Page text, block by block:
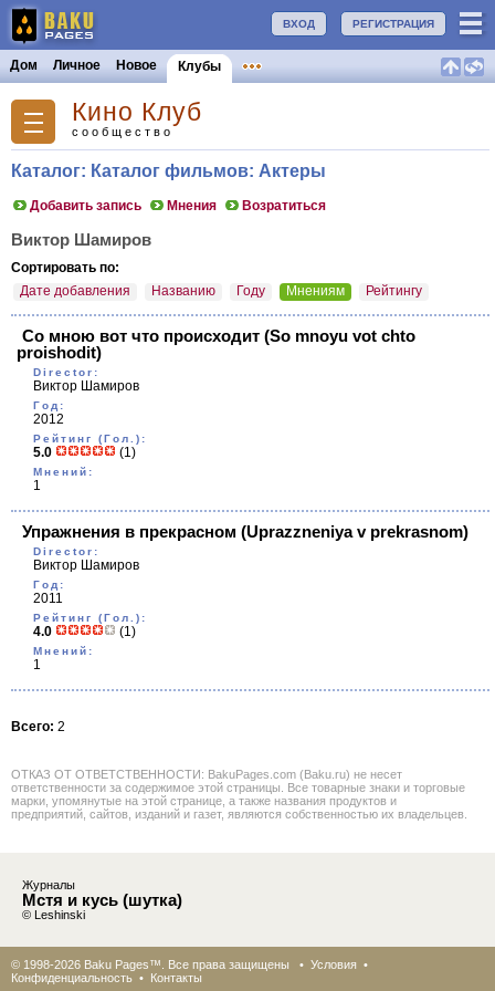
РЕГИСТРАЦИЯ
ВХОД
Дом Личное Новое Клубы
Кино Клуб
сообщество
Каталог: Каталог фильмов: Актеры
Добавить запись Мнения Возратиться
Виктор Шамиров
Сортировать по:
Дате добавления
Названию Году Мнениям Рейтингу
Со мною вот что происходит (So mnoyu vot chto
proishodit)
Director:
Виктор Шамиров
Год:
2012
Рейтинг (Гол.):
5.0 (1)
Мнений:
1
Упражнения в прекрасном (Uprazzneniya v prekrasnom)
Director:
Виктор Шамиров
Год:
2011
Рейтинг (Гол.):
4.0 (1)
Мнений:
1
Всего: 2
ОТКАЗ ОТ ОТВЕТСТВЕННОСТИ: BakuPages.com (Baku.ru) не несет
ответственности за содержимое этой страницы. Все товарные знаки и торговые
марки, упомянутые на этой странице, а также названия продуктов и
предприятий, сайтов, изданий и газет, являются собственностью их владельцев.
Журналы
Мстя и кусь (шутка)
© Leshinski
© 1998-2026 Baku Pages™. Все права защищены • Условия •
Конфиденциальность • Контакты